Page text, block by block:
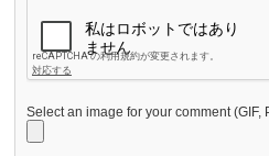
Select an image for your comment (GIF,